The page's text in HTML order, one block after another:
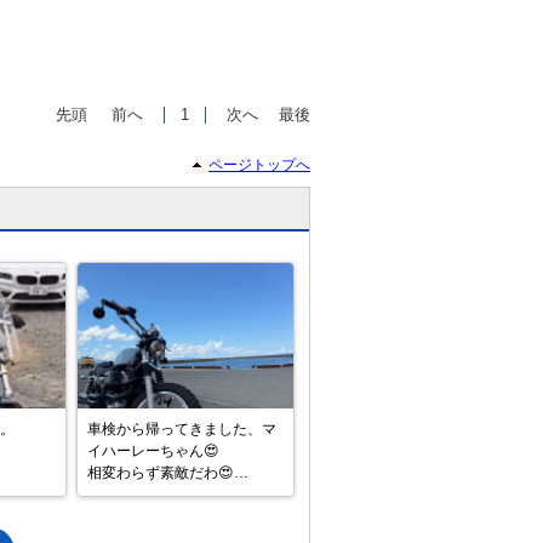
先頭 前へ 1 次へ 最後
ページトップへ
車検から帰ってきました、マ
イハーレーちゃん😍
相変わらず素敵だわ😍
軽く流してみたけど、今日く
で相場をチェック！
車種
型式(任意)
走行距離(任意)